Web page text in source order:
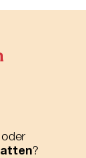
oder
?